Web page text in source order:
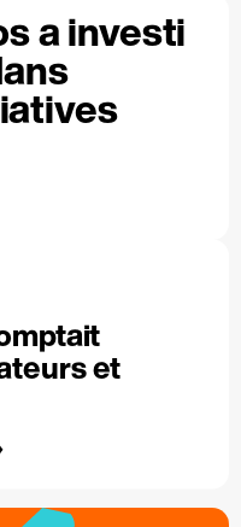
a investi
et